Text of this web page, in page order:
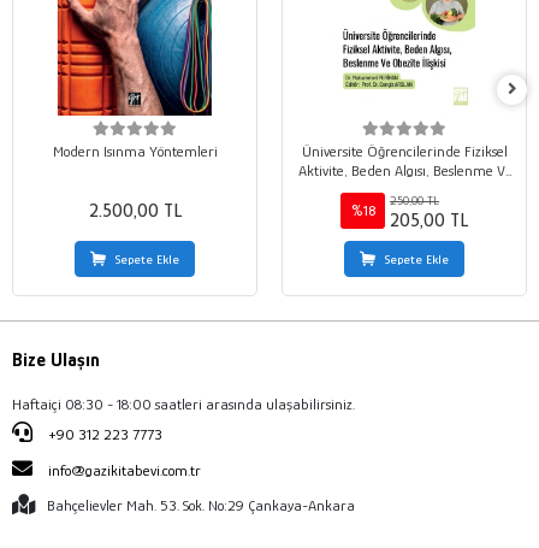
Modern Isınma Yöntemleri
2.500,00 TL
Sepete Ekle
Üniversite Öğrencilerinde Fiziksel
Aktivite, Beden Algısı, Beslenme Ve
Obezite İlişkisi
%18
250,00 TL
205,00 TL
Sepete Ekle
Bize Ulaşın
Haftaiçi 08:30 - 18:00 saatleri arasında ulaşabilirsiniz.
+90 312 223 7773
info@gazikitabevi.com.tr
Bahçelievler Mah. 53. Sok. No:29 Çankaya-Ankara